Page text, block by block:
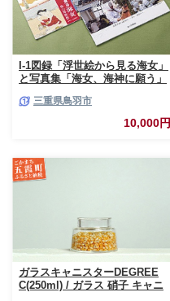
I-1図録「浮世絵から見る海女」
と写真集「海女、海神に願う」
三重県鳥羽市
10,000円
ガラスキャニスターDEGREE
C(250ml) / ガラス 硝子 キャニ